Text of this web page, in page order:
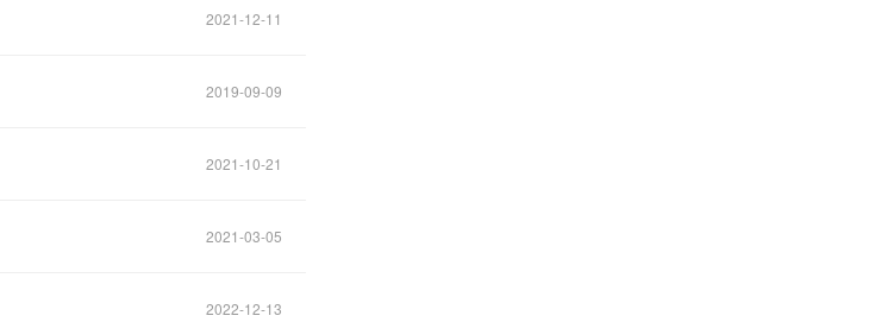
2021-12-11
2019-09-09
2021-10-21
2021-03-05
2022-12-13